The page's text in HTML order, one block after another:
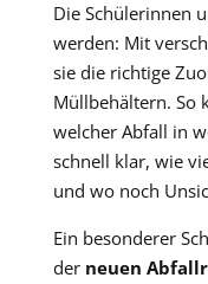
Die Schülerinnen
werden: Mit
sie die richtige
Müllbehältern. So
welcher Abfall in
schnell klar, wie
und wo noch
Ein besonderer
der neuen